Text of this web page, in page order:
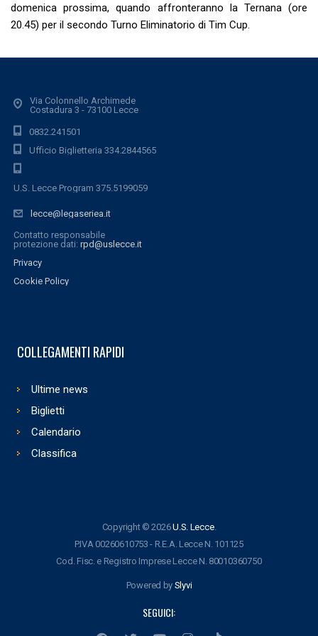
domenica prossima, quando affronteranno la Ternana (ore
20.45) per il secondo Turno Eliminatorio di Tim Cup.
Via Colonnello Archimede
Costadura 3 - 73100 Lecce
0832.241501
Ufficio Biglietteria 334.2844565
U.S. Lecce Program 375.5199059
lecce@legaseriea.it
Contatto responsabile
protezione dati: rpd@uslecce.it
Privacy
Cookie Policy
COLLEGAMENTI RAPIDI
Ultime news
Biglietti
Calendario
Classifica
Copyright © 2026U.S. Lecce.
P.IVA 00260610753 - R.E.A. Lecce N. 101125
Cod. Fisc. e Registro Imprese Lecce N. 80010360750
Powered by Slyvi
SEGUICI: